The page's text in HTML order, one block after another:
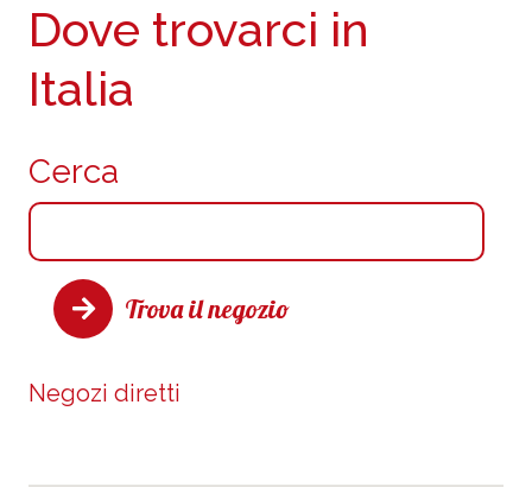
Cerca
Trova il negozio
Dove trovarci in
Italia
Negozi diretti